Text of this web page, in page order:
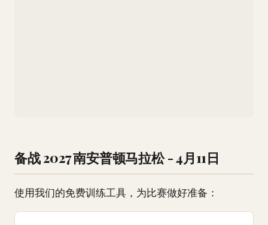
备战 2027 南安普顿马拉松 - 4月11日
使用我们的免费训练工具，为比赛做好准备：